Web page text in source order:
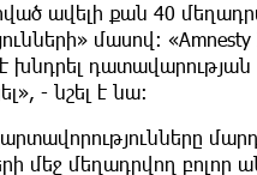
ավելի քան 40
մասով։
է խնդրել
- նշել է նա։
մեջ մեղադրվող